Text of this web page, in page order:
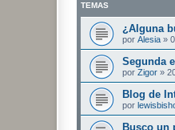
TEMAS
¿Alguna
por Alesia »
Segunda
por Zigor »
Blog de
por
Busco un